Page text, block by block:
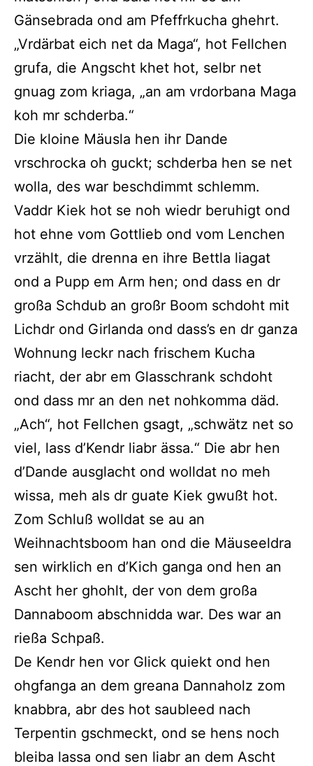
Gänsebrada ond am Pfeffrkucha ghehrt.
„Vrdärbat eich net da Maga“, hot Fellchen
grufa, die Angscht khet hot, selbr net
gnuag zom kriaga, „an am vrdorbana Maga
koh mr schderba.“
Die kloine Mäusla hen ihr Dande
vrschrocka oh guckt; schderba hen se net
wolla, des war beschdimmt schlemm.
Vaddr Kiek hot se noh wiedr beruhigt ond
hot ehne vom Gottlieb ond vom Lenchen
vrzählt, die drenna en ihre Bettla liagat
ond a Pupp em Arm hen; ond dass en dr
großa Schdub an großr Boom schdoht mit
Lichdr ond Girlanda ond dass’s en dr ganza
Wohnung leckr nach frischem Kucha
riacht, der abr em Glasschrank schdoht
ond dass mr an den net nohkomma däd.
„Ach“, hot Fellchen gsagt, „schwätz net so
viel, lass d’Kendr liabr ässa.“ Die abr hen
d’Dande ausglacht ond wolldat no meh
wissa, meh als dr guate Kiek gwußt hot.
Zom Schluß wolldat se au an
Weihnachtsboom han ond die Mäuseeldra
sen wirklich en d’Kich ganga ond hen an
Ascht her ghohlt, der von dem großa
Dannaboom abschnidda war. Des war an
rießa Schpaß.
De Kendr hen vor Glick quiekt ond hen
ohgfanga an dem greana Dannaholz zom
knabbra, abr des hot saubleed nach
Terpentin gschmeckt, ond se hens noch
bleiba lassa ond sen liabr an dem Ascht